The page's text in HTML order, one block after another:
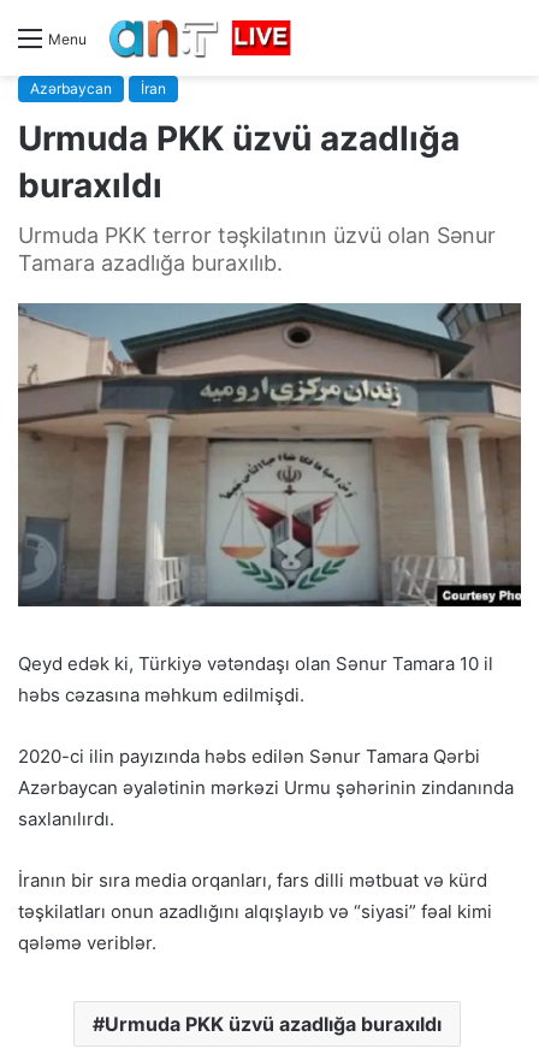
Menu
Azərbaycan İran
Urmuda PKK üzvü azadlığa
buraxıldı
Urmuda PKK terror təşkilatının üzvü olan Sənur
Tamara azadlığa buraxılıb.
Qeyd edək ki, Türkiyə vətəndaşı olan Sənur Tamara 10 il
həbs cəzasına məhkum edilmişdi.
2020-ci ilin payızında həbs edilən Sənur Tamara Qərbi
Azərbaycan əyalətinin mərkəzi Urmu şəhərinin zindanında
saxlanılırdı.
İranın bir sıra media orqanları, fars dilli mətbuat və kürd
təşkilatları onun azadlığını alqışlayıb və “siyasi” fəal kimi
qələmə veriblər.
Urmuda PKK üzvü azadlığa buraxıldı